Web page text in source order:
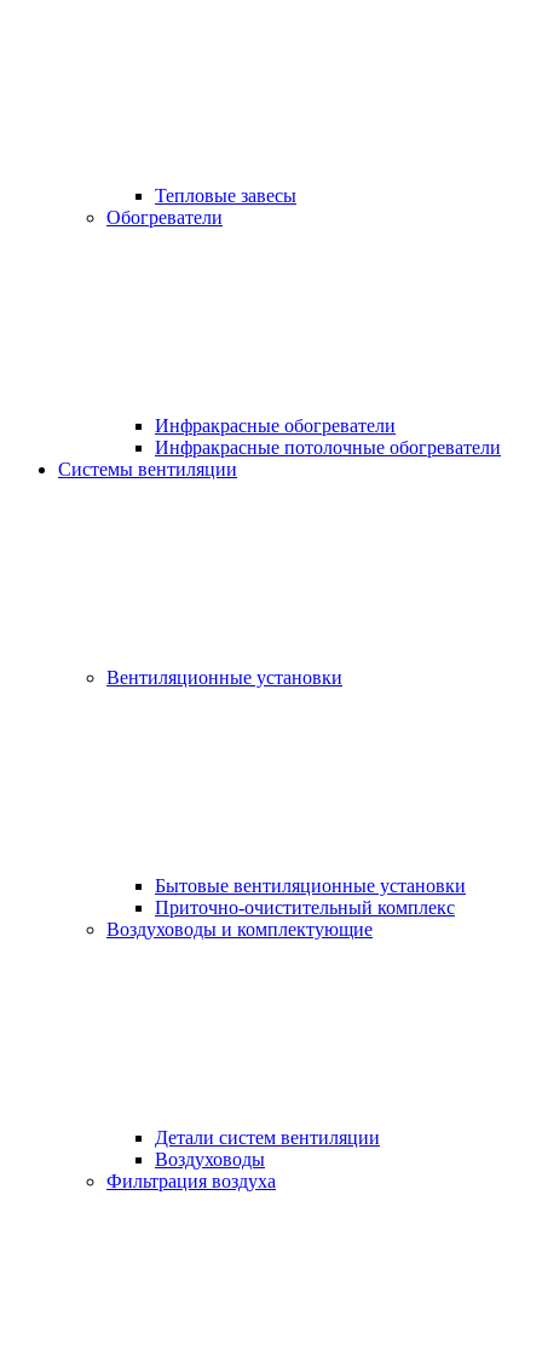
Тепловые завесы
Обогреватели
Инфракрасные обогреватели
Инфракрасные потолочные обогреватели
Системы вентиляции
Вентиляционные установки
Бытовые вентиляционные установки
Приточно-очистительный комплекс
Воздуховоды и комплектующие
Детали систем вентиляции
Воздуховоды
Фильтрация воздуха